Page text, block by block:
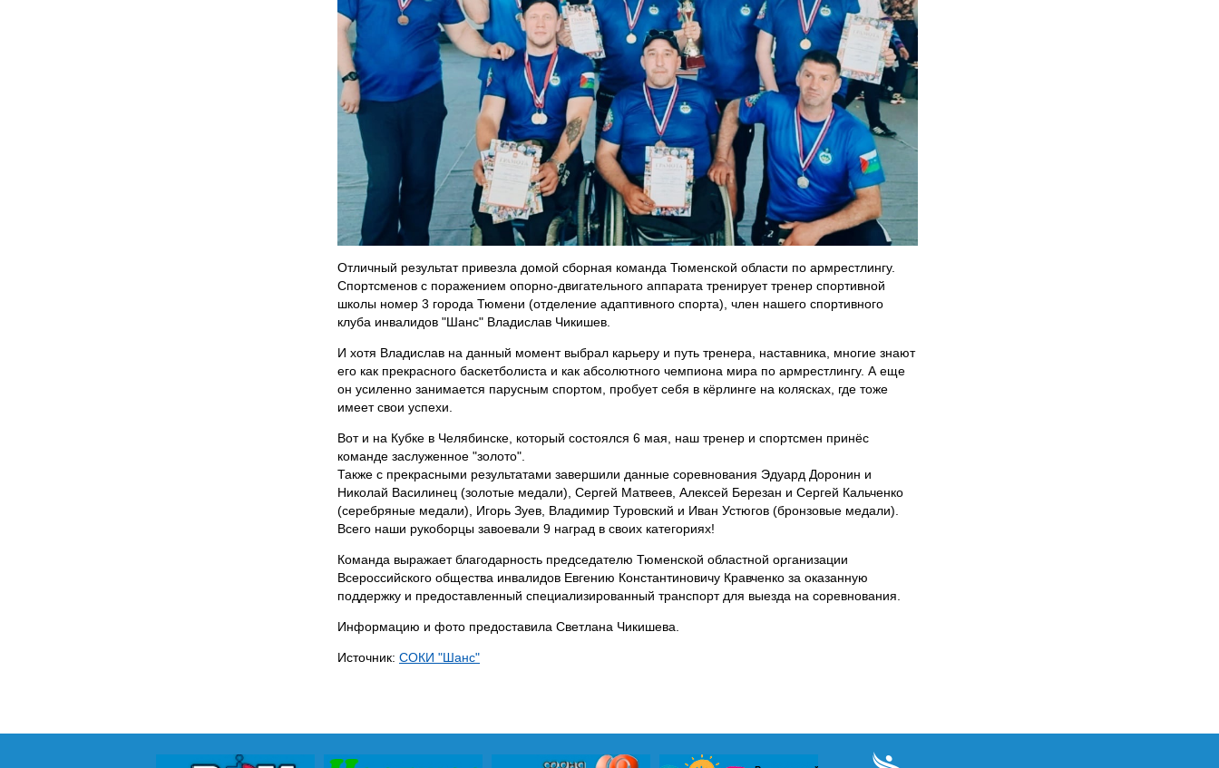
Отличный результат привезла домой сборная команда Тюменской области по армрестлингу.
Спортсменов с поражением опорно-двигательного аппарата тренирует тренер спортивной
школы номер 3 города Тюмени (отделение адаптивного спорта), член нашего спортивного
клуба инвалидов "Шанс" Владислав Чикишев.
И хотя Владислав на данный момент выбрал карьеру и путь тренера, наставника, многие знают
его как прекрасного баскетболиста и как абсолютного чемпиона мира по армрестлингу. А еще
он усиленно занимается парусным спортом, пробует себя в кёрлинге на колясках, где тоже
имеет свои успехи.
Вот и на Кубке в Челябинске, который состоялся 6 мая, наш тренер и спортсмен принёс
команде заслуженное "золото".
Также с прекрасными результатами завершили данные соревнования Эдуард Доронин и
Николай Василинец (золотые медали), Сергей Матвеев, Алексей Березан и Сергей Кальченко
(серебряные медали), Игорь Зуев, Владимир Туровский и Иван Устюгов (бронзовые медали).
Всего наши рукоборцы завоевали 9 наград в своих категориях!
Команда выражает благодарность председателю Тюменской областной организации
Всероссийского общества инвалидов Евгению Константиновичу Кравченко за оказанную
поддержку и предоставленный специализированный транспорт для выезда на соревнования.
Информацию и фото предоставила Светлана Чикишева.
Источник: СОКИ "Шанс"